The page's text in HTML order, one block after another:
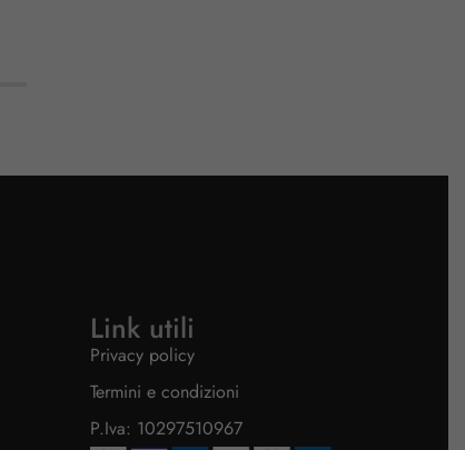
Link utili
Privacy policy
Termini e condizioni
P.Iva: 10297510967